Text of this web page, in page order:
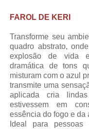
FAROL DE KERI
Transforme seu
quadro abstrato,
explosão de vida
dramática de tons
misturam com o azul
transmite uma
aplicada cria
estivessem em
essência do fogo e da
Ideal para pessoas